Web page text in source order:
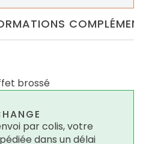
brossé
par colis, votre
dans un délai